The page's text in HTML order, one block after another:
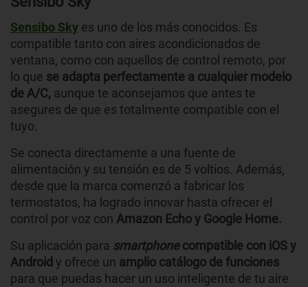
Sensibo Sky es uno de los más conocidos. Es
compatible tanto con aires acondicionados de
ventana, como con aquellos de control remoto, por
lo que se adapta perfectamente a cualquier modelo
de A/C, aunque te aconsejamos que antes te
asegures de que es totalmente compatible con el
tuyo.
Se conecta directamente a una fuente de
alimentación y su tensión es de 5 voltios. Además,
desde que la marca comenzó a fabricar los
termostatos, ha logrado innovar hasta ofrecer el
control por voz con Amazon Echo y Google Home.
Su aplicación para smartphone compatible con iOS y
Android y ofrece un amplio catálogo de funciones
para que puedas hacer un uso inteligente de tu aire